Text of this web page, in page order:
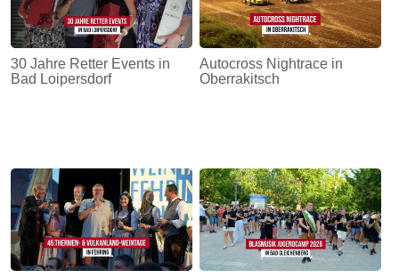
30 Jahre Retter Events in
Bad Loipersdorf
Autocross Nightrace in
Oberrakitsch